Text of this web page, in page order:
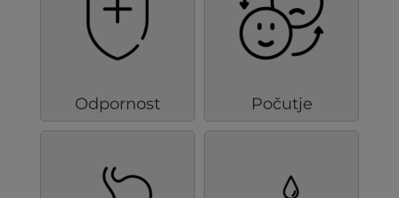
Odpornost Počutje